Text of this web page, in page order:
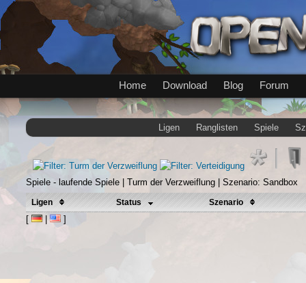
Home Download Blog Forum
Ligen Ranglisten Spiele
Spiele - laufende Spiele | Turm der Verzweiflung | Szenario: Sandbox
Ligen Status Szenario
[ | ]